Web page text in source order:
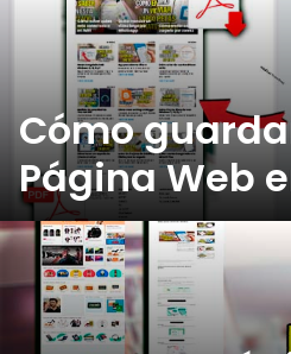
Cómo
Página Web